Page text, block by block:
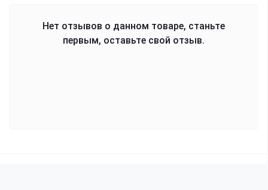
Нет отзывов о данном товаре, станьте
первым, оставьте свой отзыв.